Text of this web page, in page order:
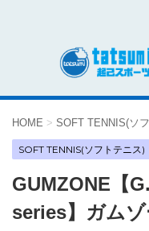
HOME > SOFT TENNIS(ソ
SOFT TENNIS(ソフトテニス)
GUMZONE【
series】ガムゾ